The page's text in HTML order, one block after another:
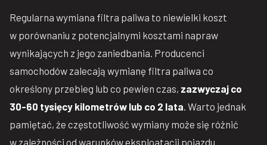
Regularna wymiana filtra paliwa to niewielki koszt
w porównaniu z potencjalnymi kosztami napraw
wynikających z jego zaniedbania. Producenci
samochodów zalecają wymianę filtra paliwa co
określony przebieg lub co pewien czas, zazwyczaj co
30-60 tysięcy kilometrów lub co 2 lata. Warto jednak
pamiętać, że częstotliwość wymiany może się różnić
w zależności od warunków eksploatacji pojazdu